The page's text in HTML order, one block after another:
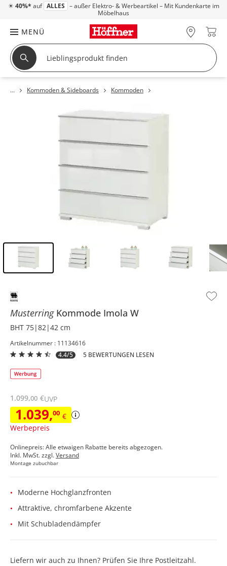
☀ 40%* auf ALLES – außer Elektro- & Werbeartikel – Mit Kundenkarte im
Möbelhaus
MENÜ
Kommoden & Sideboards Kommoden
Musterring Kommode Imola W
BHT 75|82|42 cm
Artikelnummer : 11134616
4.4/5
5 BEWERTUNGEN LESEN
1.039,00 €
Werbepreis
1.099,00 €UVP
Onlinepreis: Alle etwaigen Rabatte bereits abgezogen.
Inkl. MwSt. zzgl.Versand
Montage zubuchbar
Moderne Hochglanzfronten
Attraktive, chromfarbene Akzente
Mit Schubladendämpfer
Liefern wir auch zu Ihnen? Prüfen Sie Ihre Postleitzahl.